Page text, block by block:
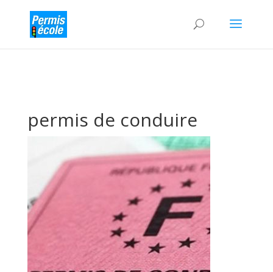
permis de conduire